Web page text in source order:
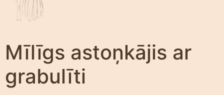
Mīlīgs astoņkājis ar
grabulīti